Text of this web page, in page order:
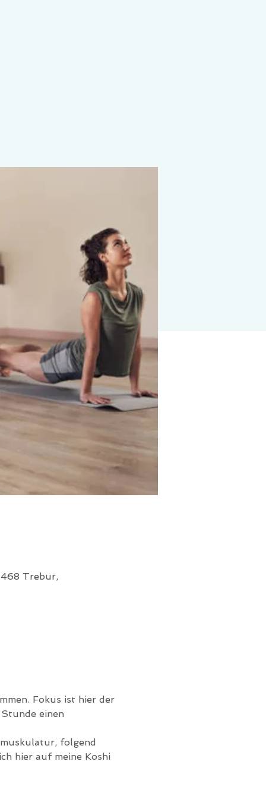
Trebur,
Fokus ist hier der
einen
folgend
hier auf meine Koshi